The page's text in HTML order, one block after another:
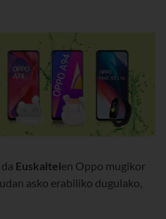
Euskaltelen Oppo mugikor
asko erabiliko dugulako,